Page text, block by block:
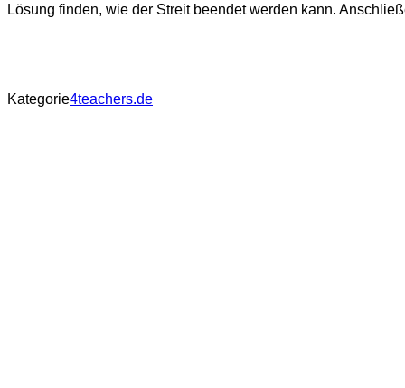
Lösung finden, wie der Streit beendet werden kann.
Kategorie4teachers.de